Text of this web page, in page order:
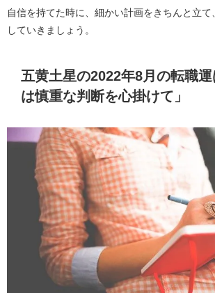
自信を持てた時に、細かい計画をきちんと立て
していきましょう。
五黄土星の2022年8月の転職
は慎重な判断を心掛けて」